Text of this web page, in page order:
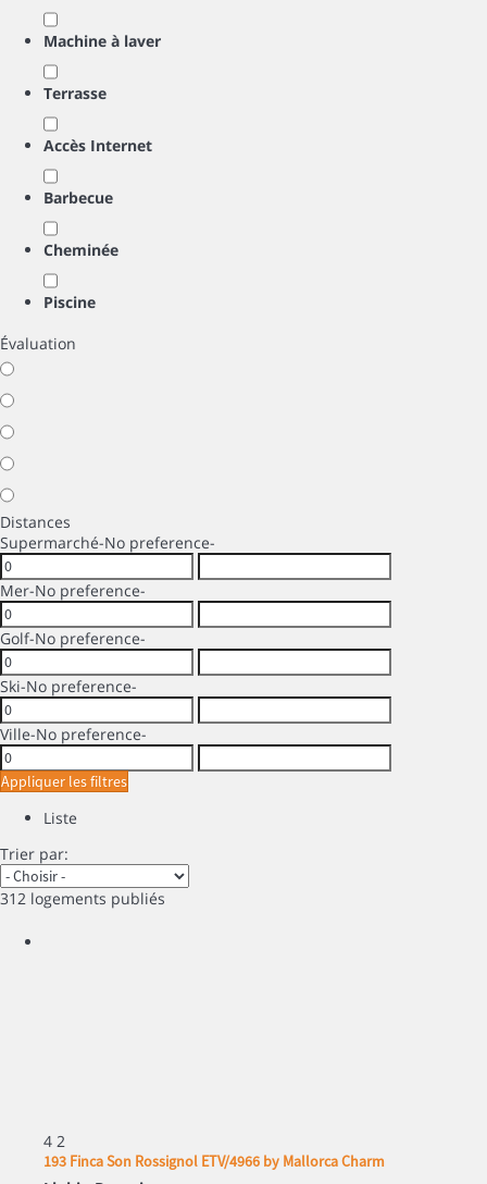
Machine à laver
Terrasse
Accès Internet
Barbecue
Cheminée
Piscine
Évaluation
Distances
Supermarché-No preference-
Mer-No preference-
Golf-No preference-
Ski-No preference-
Ville-No preference-
Appliquer les filtres
Liste
Trier par:
312 logements publiés
4 2
193 Finca Son Rossignol ETV/4966 by Mallorca Charm